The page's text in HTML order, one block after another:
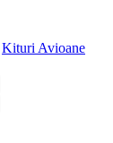
Kituri Avioane